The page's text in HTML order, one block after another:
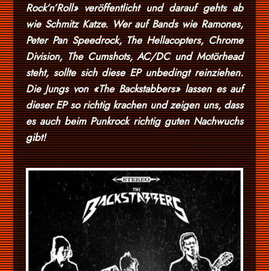
Rock’n’Roll» veröffentlicht und darauf gehts ab
wie Schmitz Katze. Wer auf Bands wie Ramones,
Peter Pan Speedrock, The Hellacopters, Chrome
Division, The Cumshots, AC/DC und Motörhead
steht, sollte sich diese EP unbedingt reinziehen.
Die Jungs von «The Backstabbers» lassen es auf
dieser EP so richtig krachen und zeigen uns, dass
es auch beim Punkrock richtig guten Nachwuchs
gibt!